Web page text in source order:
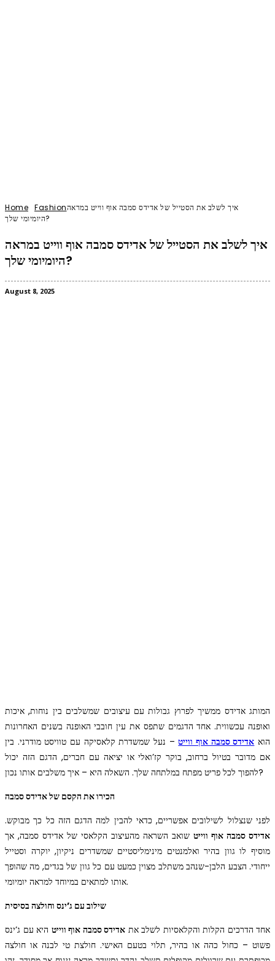
Home Fashionאיך לשלב את הסטייל של אדידס סמבה אוף ווייט במראה
היומיומי שלך?
איך לשלב את הסטייל של אדידס סמבה אוף ווייט במראה
היומיומי שלך?
August 8, 2025
המותג אדידס ממשיך לפרוץ גבולות עם עיצובים שמשלבים בין נוחות, איכות
ואופנה עכשווית. אחד הדגמים שתפס את עין חובבי האופנה בשנים האחרונות
הוא אדידס סמבה אוף ווייט– נעל שמשדרת קלאסיקה עם טוויסט מודרני. בין
אם מדובר בטיול ברחוב, בוקר קז’ואלי או יציאה עם חברים, הדגם הזה יכול
להפוך לכל פריט מפתח במלתחה שלך. השאלה היא – איך משלבים אותו נכון?
הכירו את הקסם של אדידס סמבה
לפני שנצלול לשילובים אפשריים, כדאי להבין למה הדגם הזה כל כך מבוקש.
אדידס סמבה אוף ווייט שואב השראה מהעיצוב הקלאסי של אדידס סמבה, אך
מוסיף לו גוון בהיר ואלמנטים מינימליסטיים שמשדרים ניקיון, יוקרה וסטייל
ייחודי. הצבע הלבן-שנהב משתלב מצוין כמעט עם כל גוון של בגדים, מה שהופך
אותו למתאים במיוחד למראה יומיומי.
שילוב עם ג’ינס וחולצה בסיסית
אחד הדרכים הקלות והקלאסיות לשלב את אדידס סמבה אוף ווייט היא עם ג’ינס
פשוט – כחול כהה או בהיר, תלוי בטעם האישי. חולצת טי לבנה או חולצה